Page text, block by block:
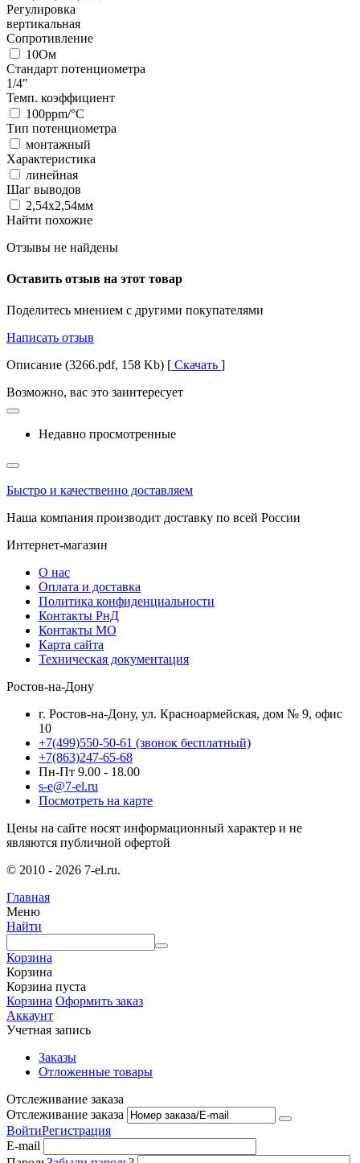
Регулировка
вертикальная
Сопротивление
10Ом
Стандарт потенциометра
1/4"
Темп. коэффициент
100ppm/°C
Тип потенциометра
монтажный
Характеристика
линейная
Шаг выводов
2,54x2,54мм
Найти похожие
Отзывы не найдены
Оставить отзыв на этот товар
Поделитесь мнением с другими покупателями
Написать отзыв
Описание (3266.pdf, 158 Kb) [ Скачать ]
Возможно, вас это заинтересует
Недавно просмотренные
Быстро и качественно доставляем
Наша компания производит доставку по всей России
Интернет-магазин
О нас
Оплата и доставка
Политика конфиденциальности
Контакты РнД
Контакты МО
Карта сайта
Техническая документация
Ростов-на-Дону
г. Ростов-на-Дону, ул. Красноармейская, дом № 9, офис
10
+7(499)550-50-61 (звонок бесплатный)
+7(863)247-65-68
Пн-Пт 9.00 - 18.00
s-e@7-el.ru
Посмотреть на карте
Цены на сайте носят информационный характер и не
являются публичной офертой
© 2010 - 2026 7-el.ru.
Главная
Меню
Найти
Корзина
Корзина
Корзина пуста
Корзина Оформить заказ
Аккаунт
Учетная запись
Заказы
Отложенные товары
Отслеживание заказа
Отслеживание заказа
ВойтиРегистрация
E-mail